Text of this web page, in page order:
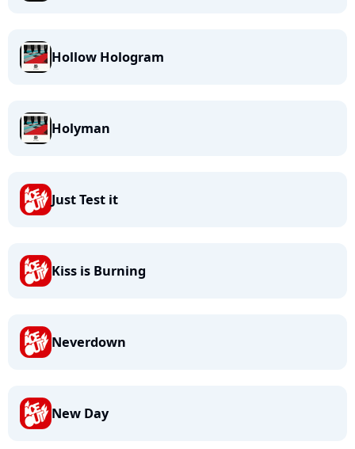
Hollow Hologram
Holyman
Just Test it
Kiss is Burning
Neverdown
New Day